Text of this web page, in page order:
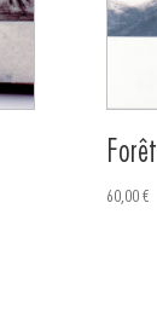
Forêt
60,00€